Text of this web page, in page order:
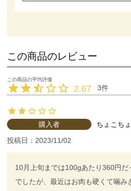
この商品のレビュー
2.67 3
ちょこち
購入者
投稿日 2023/11/02
10月上旬までは100gあたり360円
でしたが、最近はお肉も硬くて噛み